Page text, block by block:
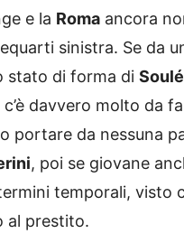
e la Roma ancora
sinistra. Se da
stato di forma di Soulé
davvero molto da
portare da nessuna
, poi se giovane
temporali, visto
al prestito.